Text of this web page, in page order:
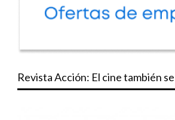
Revista Acción: El cine también